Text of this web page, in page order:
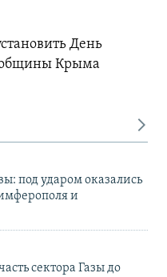
День
общины Крыма
под ударом оказались
и
сектора Газы до